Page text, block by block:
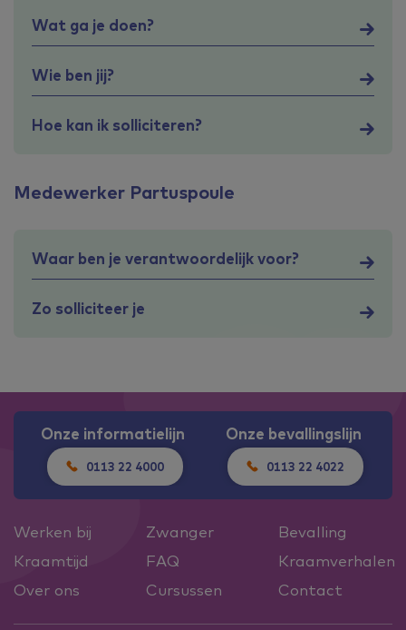
Wat ga je doen?
Wie ben jij?
Hoe kan ik solliciteren?
Medewerker Partuspoule
Waar ben je verantwoordelijk voor?
Zo solliciteer je
Onze informatielijn
0113 22 4000
Onze bevallingslijn
0113 22 4022
Werken bij Zwanger
Bevalling
Kraamtijd
FAQ
Kraamverhalen
Over ons
Cursussen Contact